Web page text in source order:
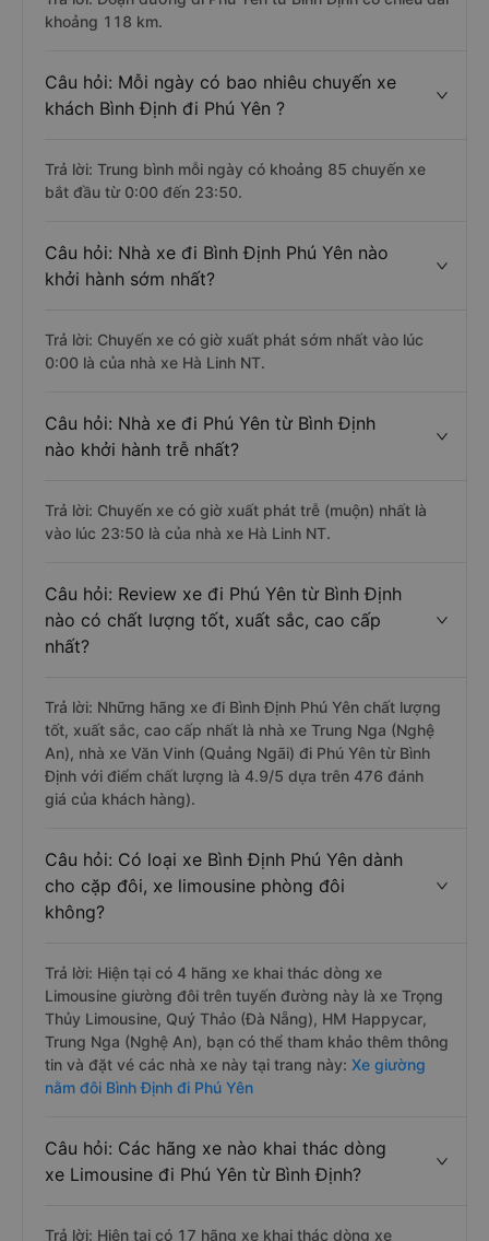
khoảng 118 km.
Câu hỏi: Mỗi ngày có bao nhiêu chuyến xe
khách Bình Định đi Phú Yên ?
Trả lời: Trung bình mỗi ngày có khoảng 85 chuyến xe
bắt đầu từ 0:00 đến 23:50.
Câu hỏi: Nhà xe đi Bình Định Phú Yên nào
khởi hành sớm nhất?
Trả lời: Chuyến xe có giờ xuất phát sớm nhất vào lúc
0:00 là của nhà xe Hà Linh NT.
Câu hỏi: Nhà xe đi Phú Yên từ Bình Định
nào khởi hành trễ nhất?
Trả lời: Chuyến xe có giờ xuất phát trễ (muộn) nhất là
vào lúc 23:50 là của nhà xe Hà Linh NT.
Câu hỏi: Review xe đi Phú Yên từ Bình Định
nào có chất lượng tốt, xuất sắc, cao cấp
nhất?
Trả lời: Những hãng xe đi Bình Định Phú Yên chất lượng
tốt, xuất sắc, cao cấp nhất là nhà xe Trung Nga (Nghệ
An), nhà xe Văn Vinh (Quảng Ngãi) đi Phú Yên từ Bình
Định với điểm chất lượng là 4.9/5 dựa trên 476 đánh
giá của khách hàng).
Câu hỏi: Có loại xe Bình Định Phú Yên dành
cho cặp đôi, xe limousine phòng đôi
không?
Trả lời: Hiện tại có 4 hãng xe khai thác dòng xe
Limousine giường đôi trên tuyến đường này là xe Trọng
Thủy Limousine, Quý Thảo (Đà Nẵng), HM Happycar,
Trung Nga (Nghệ An), bạn có thể tham khảo thêm thông
tin và đặt vé các nhà xe này tại trang này: Xe giường
nằm đôi Bình Định đi Phú Yên
Câu hỏi: Các hãng xe nào khai thác dòng
xe Limousine đi Phú Yên từ Bình Định?
Trả lời: Hiện tại có 17 hãng xe khai thác dòng xe